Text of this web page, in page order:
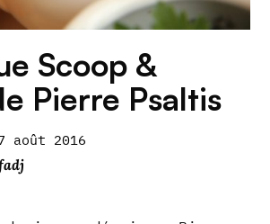
Scoop &
Pierre Psaltis
août 2016